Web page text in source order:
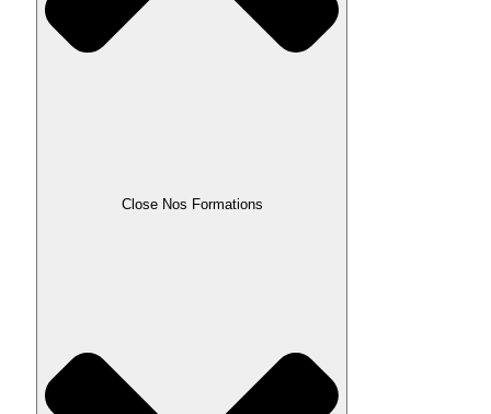
Close Nos Formations